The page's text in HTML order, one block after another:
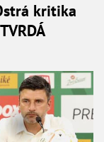
kritika